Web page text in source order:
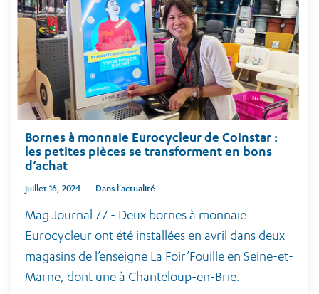
Bornes à monnaie Eurocycleur de Coinstar :
les petites pièces se transforment en bons
d’achat
juillet 16, 2024 Dans l'actualité
Mag Journal 77 - Deux bornes à monnaie
Eurocycleur ont été installées en avril dans deux
magasins de l’enseigne La Foir’Fouille en Seine-et-
Marne, dont une à Chanteloup-en-Brie.